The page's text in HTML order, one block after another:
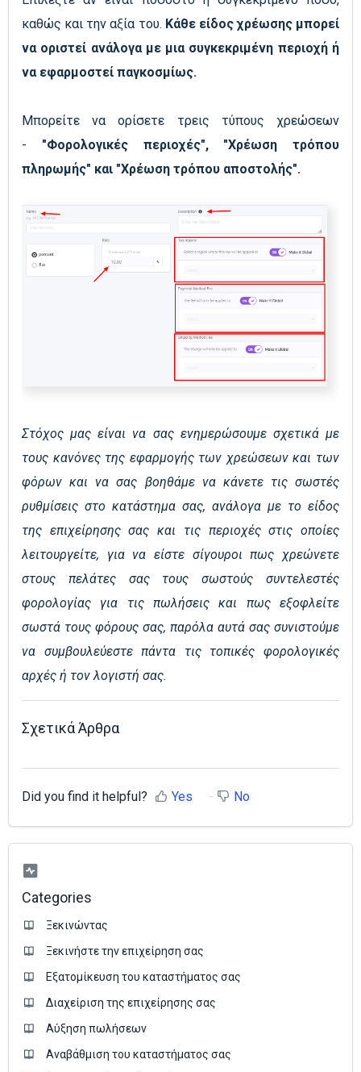
καθώς και την αξία του. Κάθε είδος χρέωσης μπορεί
να οριστεί ανάλογα με μια συγκεκριμένη περιοχή ή
να εφαρμοστεί παγκοσμίως.
Μπορείτε να ορίσετε τρεις τύπους χρεώσεων
- "Φορολογικές περιοχές", "Χρέωση τρόπου
πληρωμής" και "Χρέωση τρόπου αποστολής".
Στόχος μας είναι να σας ενημερώσουμε σχετικά με
τους κανόνες της εφαρμογής των χρεώσεων και των
φόρων και να σας βοηθάμε να κάνετε τις σωστές
ρυθμίσεις στο κατάστημα σας, ανάλογα με το είδος
της επιχείρησης σας και τις περιοχές στις οποίες
λειτουργείτε, για να είστε σίγουροι πως χρεώνετε
στους πελάτες σας τους σωστούς συντελεστές
φορολογίας για τις πωλήσεις και πως εξοφλείτε
σωστά τους φόρους σας, παρόλα αυτά σας συνιστούμε
να συμβουλεύεστε πάντα τις τοπικές φορολογικές
αρχές ή τον λογιστή σας.
Σχετικά Άρθρα
Did you find it helpful? Yes No
Categories
Ξεκινώντας
Ξεκινήστε την επιχείρηση σας
Εξατομίκευση του καταστήματος σας
Διαχείριση της επιχείρησης σας
Аύξηση πωλήσεων
Αναβάθμιση του καταστήματος σας